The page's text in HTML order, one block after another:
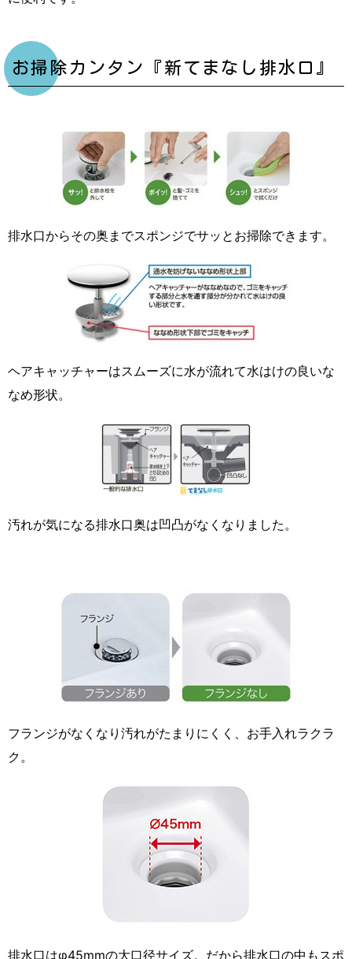
お掃除カンタン『新てまなし排水口』
排水口からその奥までスポンジでサッとお掃除できます。
ヘアキャッチャーはスムーズに水が流れて水はけの良いな
なめ形状。
汚れが気になる排水口奥は凹凸がなくなりました。
フランジがなくなり汚れがたまりにくく、お手入れラクラ
ク。
排水口はφ45mmの大口径サイズ。だから排水口の中もスポ